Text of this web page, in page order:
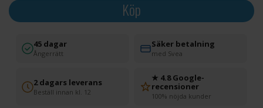
Köp
45 dagar
Ångerrätt
Säker betalning
med Svea
2 dagars leverans
Beställ innan kl. 12
★ 4.8 Google-
recensioner
100% nöjda kunder